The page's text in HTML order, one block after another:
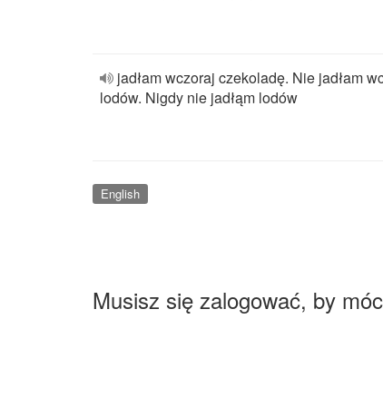
jadłam wczoraj czekoladę. Nie jadłam
lodów. Nigdy nie jadłąm lodów
English
Musisz się zalogować, by